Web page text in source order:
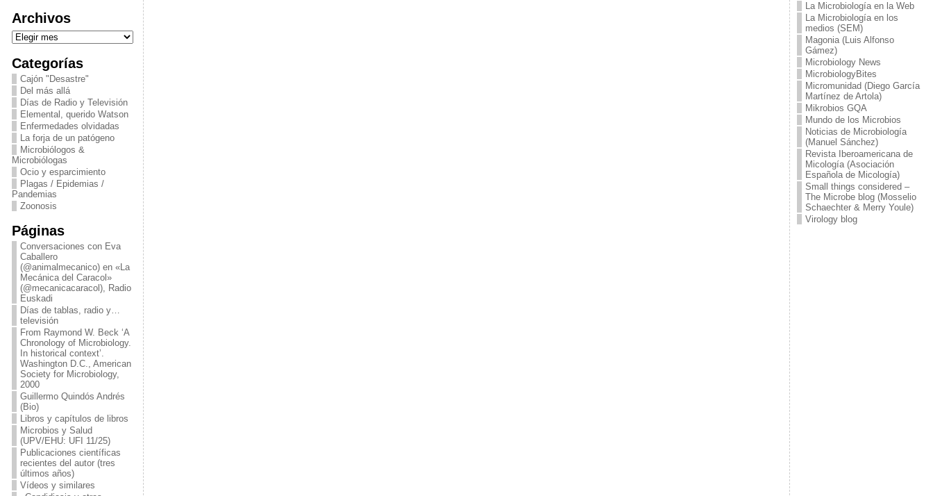
Archivos
Archivos
Categorías
Cajón "Desastre"
Del más allá
Días de Radio y Televisión
Elemental, querido Watson
Enfermedades olvidadas
La forja de un patógeno
Microbiólogos &
Microbiólogas
Ocio y esparcimiento
Plagas / Epidemias /
Pandemias
Zoonosis
Páginas
Conversaciones con Eva
Caballero
(@animalmecanico) en «La
Mecánica del Caracol»
(@mecanicacaracol), Radio
Euskadi
Días de tablas, radio y…
televisión
From Raymond W. Beck ‘A
Chronology of Microbiology.
In historical context’.
Washington D.C., American
Society for Microbiology,
2000
Guillermo Quindós Andrés
(Bio)
Libros y capítulos de libros
Microbios y Salud
(UPV/EHU: UFI 11/25)
Publicaciones científicas
recientes del autor (tres
últimos años)
Vídeos y similares
La Microbiología en la Web
La Microbiología en los
medios (SEM)
Magonia (Luis Alfonso
Gámez)
Microbiology News
MicrobiologyBites
Micromunidad (Diego García
Martínez de Artola)
Mikrobios GQA
Mundo de los Microbios
Noticias de Microbiología
(Manuel Sánchez)
Revista Iberoamericana de
Micología (Asociación
Española de Micología)
Small things considered –
The Microbe blog (Mosselio
Schaechter & Merry Youle)
Virology blog